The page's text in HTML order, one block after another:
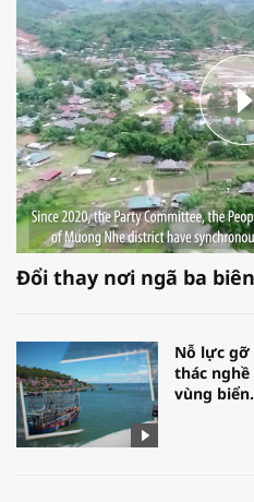
Đổi thay nơi ngã ba
Nỗ lực gỡ
thác nghề
vùng biển.